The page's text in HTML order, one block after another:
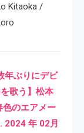
Kitaoka /
年ぶりにデビ
歌う】松本
色のエアメー
2024 年 02月